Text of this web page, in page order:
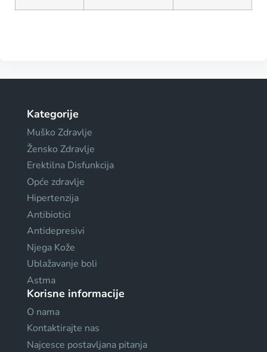
Kategorije
Muško Zdravlje
Žensko Zdravlje
Erektilna Disfunkcija
Opće zdravlje
Hipertenzija
Antibiotici
Antidepresivi
Njega Kože
Ublažavanje boli
Astma
Korisne informacije
O nama
Kontaktirajte nas
Najcesce postavljana pitanja